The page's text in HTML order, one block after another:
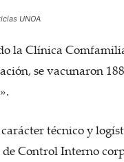
UNOA
la Clínica
se vacunaron
técnico y
de Control Interno